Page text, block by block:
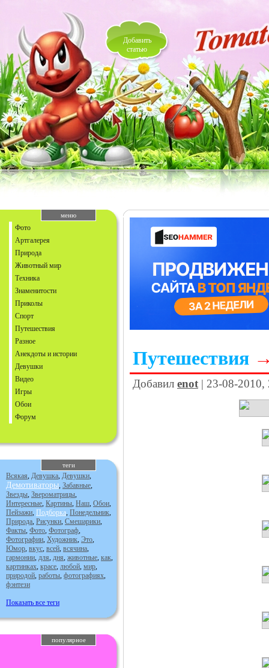
Добавить
статью
меню
Фото
Артгалерея
Природа
Животный мир
Техника
Знаменитости
Приколы
Спорт
Путешествия
Разное
Анекдоты и истории
Девушки
Видео
Игры
Обои
Форум
теги
Всякая, Девушка, Девушки,
Демотиваторы, Забавные,
Звезды, Звероматрицы,
Интересные, Картины, Наш, Обои,
Пейзажи, Подборка, Понедельник,
Природа, Рисунки, Смешарики,
Факты, Фото, Фотограф,
Фотографии, Художник, Это,
Юмор, вкус, всей, всячина,
гармонии, для, дня, животные, как,
картинках, красе, любой, мир,
природой, работы, фотографиях,
фэнтези
Показать все теги
популярное
Путешествия
Добавил enot | 23-08-